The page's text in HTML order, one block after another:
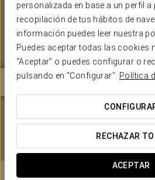
personalizada en base a un perfil a
recopilación de tus hábitos de
información puedes leer nuestra
Puedes aceptar todas las cookies
“Aceptar” o puedes configurar o
pulsando en “Configurar”.
Política
RECHAZAR
ACEPTAR
¿CUÁNDO QUIERES IR?